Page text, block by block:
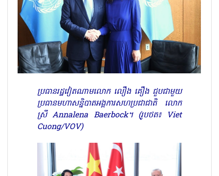
ប្រធានរដ្ឋវៀតណាមលោក លឿង គឿង ជួបជាមួយ
ប្រធានមហាសន្និបាតអង្គការសហប្រជាជាតិ លោក
ស្រី Annalena Baerbock។ (រូបថត៖ Viet
Cuong/VOV)